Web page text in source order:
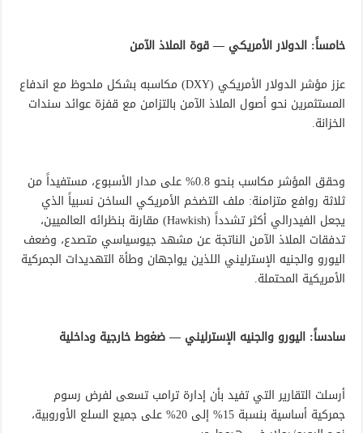
خامساً: الدولار الأمريكي — قوة الملاذ الآمن
عزز مؤشر الدولار الأمريكي (DXY) مكاسبه بشكل ملحوظ مع اندفاع
المستثمرين نحو أصول الملاذ الآمن بالتزامن مع قفزة عوائد سندات
الخزانة.
وحقق المؤشر مكاسب بنحو 0.8% على مدار الأسبوع، مستفيداً من
ثلاثة روافع متزامنة: ملف التضخم الأمريكي الساخن نسبياً الذي
يجعل الفيدرالي أكثر تشدداً (Hawkish) مقارنة بنظرائه العالميين،
تدفقات الملاذ الآمن الناتجة عن مشهد جيوسياسي متصدع، وضعف
اليورو والجنيه الإسترليني اللذين يواجهان وطأة التهديدات الجمركية
الأمريكية المحتملة.
سادساً: اليورو والجنيه الإسترليني — ضغوط خارجية وداخلية
أرسلت التقارير التي تفيد بأن إدارة ترامب تسعى لفرض رسوم
جمركية أساسية بنسبة 15% إلى 20% على جميع السلع الأوروبية،